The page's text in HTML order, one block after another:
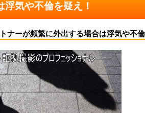
浮気や不倫を疑え！
ナーが頻繁に外出する場合は浮気や不